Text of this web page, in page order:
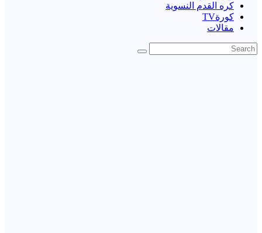
كره القدم النسوية
كورةTV
مقالات